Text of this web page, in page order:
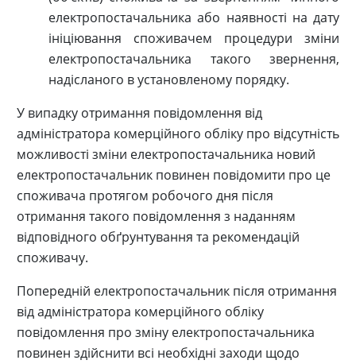
електропостачальника або наявності на дату
ініціювання споживачем процедури зміни
електропостачальника такого звернення,
надісланого в установленому порядку.
У випадку отримання повідомлення від
адміністратора комерційного обліку про відсутність
можливості зміни електропостачальника новий
електропостачальник повинен повідомити про це
споживача протягом робочого дня після
отримання такого повідомлення з наданням
відповідного обґрунтування та рекомендацій
споживачу.
Попередній електропостачальник після отримання
від адміністратора комерційного обліку
повідомлення про зміну електропостачальника
повинен здійснити всі необхідні заходи щодо